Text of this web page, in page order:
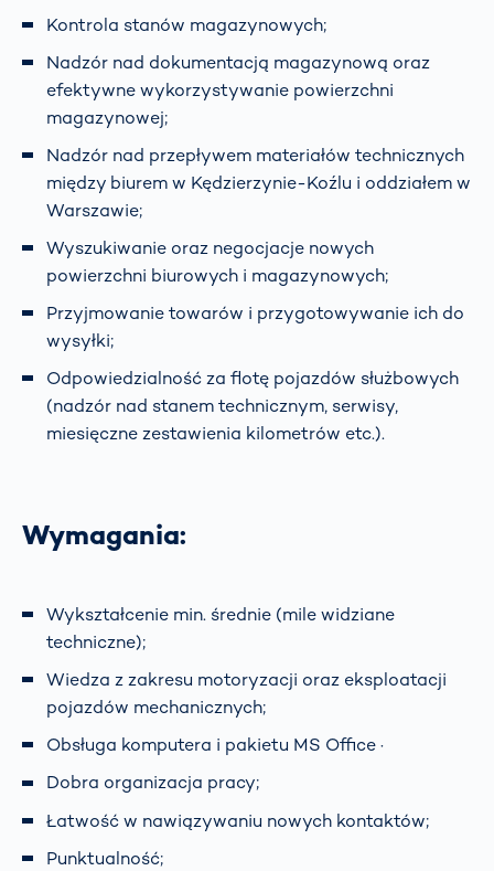
Kontrola stanów magazynowych;
Nadzór nad dokumentacją magazynową oraz
efektywne wykorzystywanie powierzchni
magazynowej;
Nadzór nad przepływem materiałów technicznych
między biurem w Kędzierzynie-Koźlu i oddziałem w
Warszawie;
Wyszukiwanie oraz negocjacje nowych
powierzchni biurowych i magazynowych;
Przyjmowanie towarów i przygotowywanie ich do
wysyłki;
Odpowiedzialność za flotę pojazdów służbowych
(nadzór nad stanem technicznym, serwisy,
miesięczne zestawienia kilometrów etc.).
Wymagania:
Wykształcenie min. średnie (mile widziane
techniczne);
Wiedza z zakresu motoryzacji oraz eksploatacji
pojazdów mechanicznych;
Obsługa komputera i pakietu MS Office ·
Dobra organizacja pracy;
Łatwość w nawiązywaniu nowych kontaktów;
Punktualność;